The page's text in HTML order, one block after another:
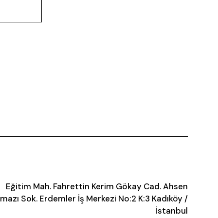
Eğitim Mah. Fahrettin Kerim Gökay Cad. Ahsen
Sok. Erdemler İş Merkezi No:2 K:3 Kadıköy /
İstanbul